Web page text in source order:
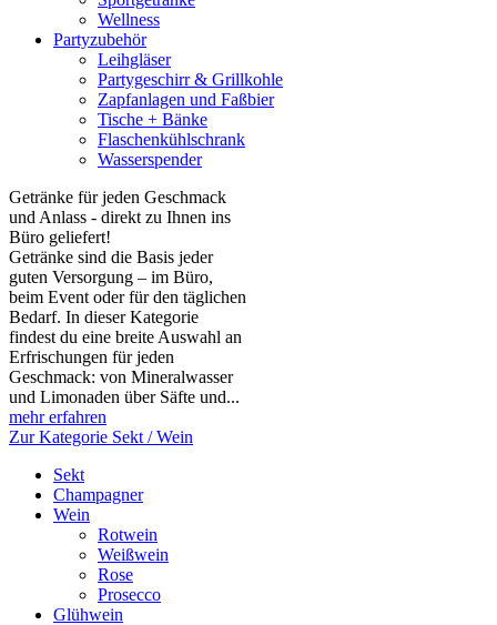
Wellness
Partyzubehör
Leihgläser
Partygeschirr & Grillkohle
Zapfanlagen und Faßbier
Tische + Bänke
Flaschenkühlschrank
Wasserspender
Getränke für jeden Geschmack
und Anlass - direkt zu Ihnen ins
Büro geliefert!
Getränke sind die Basis jeder
guten Versorgung – im Büro,
beim Event oder für den täglichen
Bedarf. In dieser Kategorie
findest du eine breite Auswahl an
Erfrischungen für jeden
Geschmack: von Mineralwasser
und Limonaden über Säfte und...
mehr erfahren
Zur Kategorie Sekt / Wein
Sekt
Champagner
Wein
Rotwein
Weißwein
Rose
Prosecco
Glühwein